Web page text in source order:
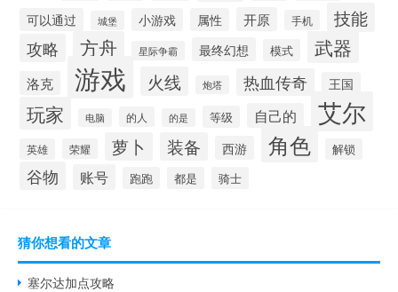
可以通过 城堡 小游戏 属性 开原 手机 技能
攻略 方舟 星际争霸 最终幻想 模式 武器
洛克 游戏 火线 炮塔 热血传奇 王国
玩家 电脑 的人 的是 等级 自己的 艾尔
英雄 荣耀 萝卜 装备 西游 角色 解锁
谷物 账号 跑跑 都是 骑士
猜你想看的文章
塞尔达加点攻略